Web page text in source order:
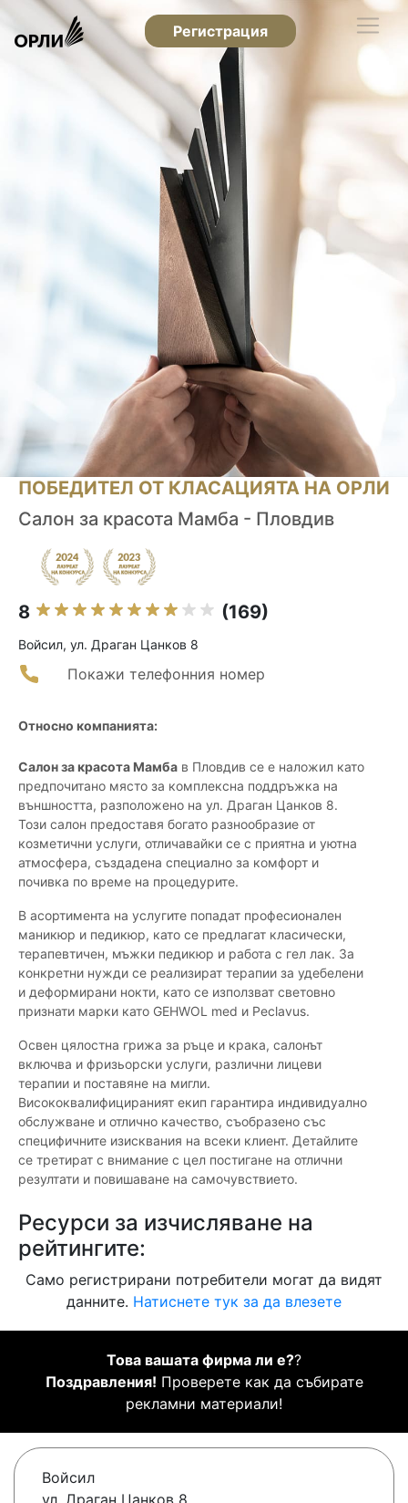
Регистрация
ПОБЕДИТЕЛ ОТ КЛАСАЦИЯТА НА ОРЛИ
Салон за красота Мамба - Пловдив
8 (169)
Войсил, ул. Драган Цанков 8
Покажи телефонния номер
Относно компанията:
Салон за красота Мамба в Пловдив се е наложил като
предпочитано място за комплексна поддръжка на
външността, разположено на ул. Драган Цанков 8.
Този салон предоставя богато разнообразие от
козметични услуги, отличавайки се с приятна и уютна
атмосфера, създадена специално за комфорт и
почивка по време на процедурите.
В асортимента на услугите попадат професионален
маникюр и педикюр, като се предлагат класически,
терапевтичен, мъжки педикюр и работа с гел лак. За
конкретни нужди се реализират терапии за удебелени
и деформирани нокти, като се използват световно
признати марки като GEHWOL med и Peclavus.
Освен цялостна грижа за ръце и крака, салонът
включва и фризьорски услуги, различни лицеви
терапии и поставяне на мигли.
Висококвалифицираният екип гарантира индивидуално
обслужване и отлично качество, съобразено със
специфичните изисквания на всеки клиент. Детайлите
се третират с внимание с цел постигане на отлични
резултати и повишаване на самочувствието.
Ресурси за изчисляване на
рейтингите:
Само регистрирани потребители могат да видят
данните. Натиснете тук за да влезете
Това вашата фирма ли е??
Поздравления! Проверете как да събирате
рекламни материали!
Войсил